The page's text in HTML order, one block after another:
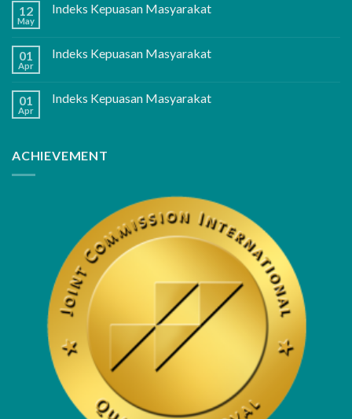
12
May
Indeks Kepuasan Masyarakat
01
Apr
Indeks Kepuasan Masyarakat
01
Apr
Indeks Kepuasan Masyarakat
ACHIEVEMENT